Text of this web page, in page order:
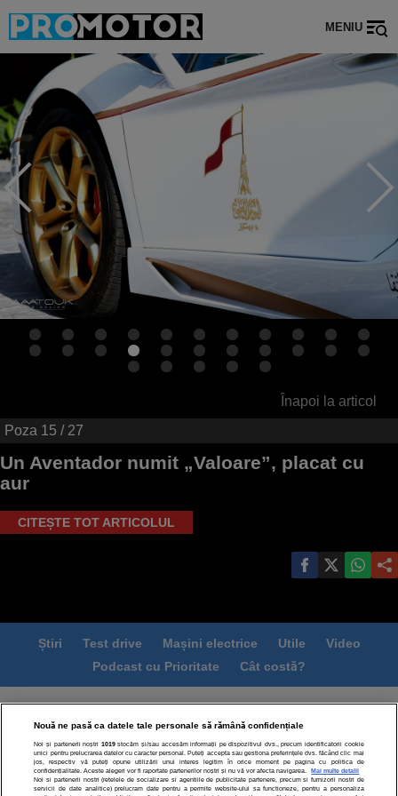
MENIU
Înapoi la articol
Poza 15 / 27
Un Aventador numit „Valoare”, placat cu
aur
CITEȘTE TOT ARTICOLUL
Știri Test drive Mașini electrice Utile
Video
Podcast cu Prioritate
Cât costă?
Termeni si conditii
Politica de confidentialitate
Politica de cookies
Echipa editorială
Modifică Setările
Nouă ne pasă ca datele tale personale să rămână confidențiale
Noi și partenerii noștri 1019stocăm și/sau accesăm informații pe dispozitivul dvs., precum identificatorii cookie
unici pentru prelucrarea datelor cu caracter personal. Puteți accepta sau gestiona preferințele dvs. făcând clic mai
jos, respectiv vă puteți opune utilizării unui interes legitim în orice moment pe pagina cu politica de
confidențialitate. Aceste alegeri vor fi raportate partenerilor noștri și nu vă vor afecta navigarea.
Mai multe detalii
Noi si partenerii nostri (retelele de socializare si agentiile de publicitate partenere, precum si furnizorii nostri de
servicii de date analitice) prelucram date pentru a permite website-ului sa functioneze, pentru a personaliza